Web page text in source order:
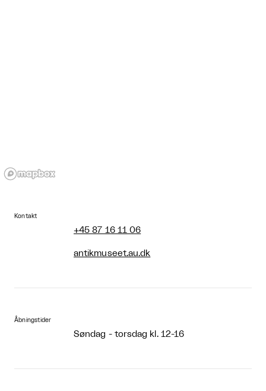
Kontakt
+45 87 16 11 06
antikmuseet.au.dk
Åbningstider
Søndag - torsdag kl. 12-16